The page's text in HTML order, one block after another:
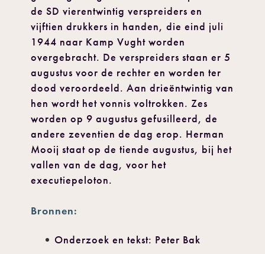
de SD vierentwintig verspreiders en
vijftien drukkers in handen, die eind juli
1944 naar Kamp Vught worden
overgebracht. De verspreiders staan er 5
augustus voor de rechter en worden ter
dood veroordeeld. Aan drieëntwintig van
hen wordt het vonnis voltrokken. Zes
worden op 9 augustus gefusilleerd, de
andere zeventien de dag erop. Herman
Mooij staat op de tiende augustus, bij het
vallen van de dag, voor het
executiepeloton.
Bronnen:
Onderzoek en tekst: Peter Bak